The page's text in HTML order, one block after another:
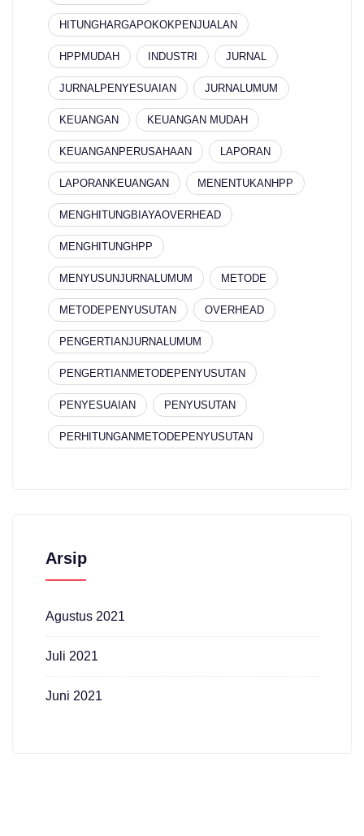
HITUNGHARGAPOKOKPENJUALAN
HPPMUDAH INDUSTRI JURNAL
JURNALPENYESUAIAN JURNALUMUM
KEUANGAN KEUANGAN MUDAH
KEUANGANPERUSAHAAN LAPORAN
LAPORANKEUANGAN MENENTUKANHPP
MENGHITUNGBIAYAOVERHEAD
MENGHITUNGHPP
MENYUSUNJURNALUMUM METODE
METODEPENYUSUTAN OVERHEAD
PENGERTIANJURNALUMUM
PENGERTIANMETODEPENYUSUTAN
PENYESUAIAN PENYUSUTAN
PERHITUNGANMETODEPENYUSUTAN
Arsip
Agustus 2021
Juli 2021
Juni 2021